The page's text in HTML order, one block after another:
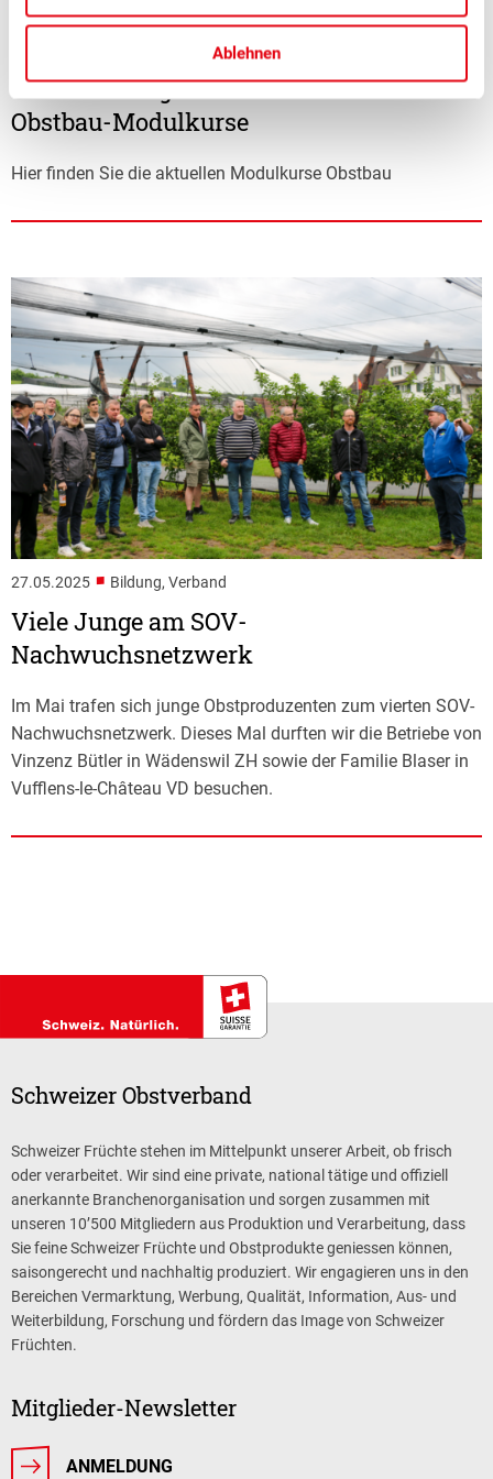
Ablehnen
Bildung, Verband
Weiterbildung lohnt sich – die nächsten
Obstbau-Modulkurse
Hier finden Sie die aktuellen Modulkurse Obstbau
27.05.2025 ■ Bildung, Verband
Viele Junge am SOV-
Nachwuchsnetzwerk
Im Mai trafen sich junge Obstproduzenten zum vierten SOV-
Nachwuchsnetzwerk. Dieses Mal durften wir die Betriebe von
Vinzenz Bütler in Wädenswil ZH sowie der Familie Blaser in
Vufflens-le-Château VD besuchen.
Schweizer Obstverband
Schweizer Früchte stehen im Mittelpunkt unserer Arbeit, ob frisch
oder verarbeitet. Wir sind eine private, national tätige und offiziell
anerkannte Branchenorganisation und sorgen zusammen mit
unseren 10’500 Mitgliedern aus Produktion und Verarbeitung, dass
Sie feine Schweizer Früchte und Obstprodukte geniessen können,
saisongerecht und nachhaltig produziert. Wir engagieren uns in den
Bereichen Vermarktung, Werbung, Qualität, Information, Aus- und
Weiterbildung, Forschung und fördern das Image von Schweizer
Früchten.
Mitglieder-Newsletter
ANMELDUNG